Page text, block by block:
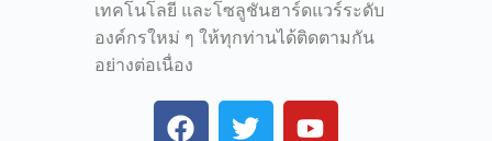
เทคโนโลยี และโซลูชันฮาร์ดแวร์ระดับ
องค์กรใหม่ ๆ ให้ทุกท่านได้ติดตามกัน
อย่างต่อเนื่อง